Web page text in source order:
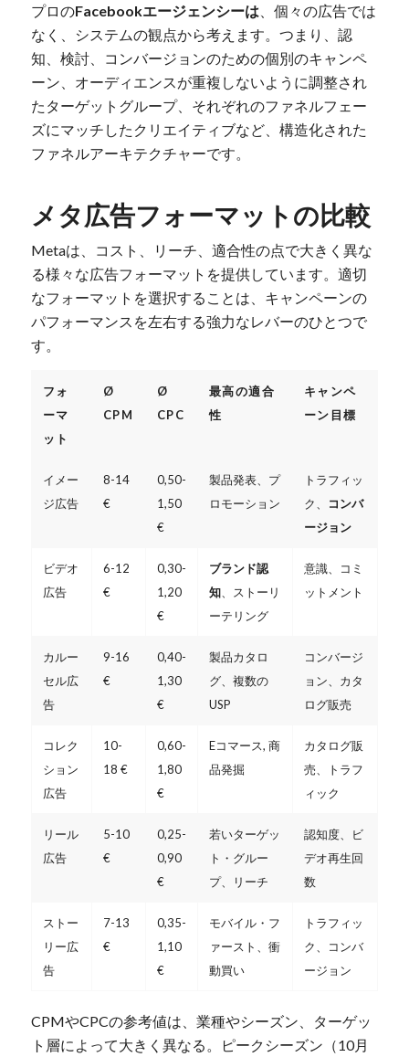
プロのFacebookエージェンシーは 、個々の広告では
なく、システムの観点から考えます。つまり、認
知、検討、コンバージョンのための個別のキャンペ
ーン、オーディエンスが重複しないように調整され
たターゲットグループ、それぞれのファネルフェー
ズにマッチしたクリエイティブなど、構造化された
ファネルアーキテクチャーです。
メタ広告フォーマットの比較
Metaは、コスト、リーチ、適合性の点で大きく異な
る様々な広告フォーマットを提供しています。適切
なフォーマットを選択することは、キャンペーンの
パフォーマンスを左右する強力なレバーのひとつで
す。
フォ
ーマ
ット
Ø
CPM
Ø
CPC
最高の適合
性
キャンペ
ーン目標
イメー
ジ広告
8-14
€
0,50-
1,50
€
製品発表、プ
ロモーション
トラフィッ
ク、
コンバ
ージョン
ビデオ
広告
6-12
€
0,30-
1,20
€
ブランド認
知、ストーリ
ーテリング
意識、コミ
ットメント
カルー
セル広
告
9-16
€
0,40-
1,30
€
製品カタロ
グ、複数の
USP
コンバージ
ョン、カタ
ログ販売
コレク
ション
広告
10-
18 €
0,60-
1,80
€
Eコマース, 商
品発掘
カタログ販
売、トラフ
ィック
リール
広告
5-10
€
0,25-
0,90
€
若いターゲッ
ト・グルー
プ、リーチ
認知度、ビ
デオ再生回
数
ストー
リー広
告
7-13
€
0,35-
1,10
€
モバイル・フ
ァースト、衝
動買い
トラフィッ
ク、コンバ
ージョン
CPMやCPCの参考値は、業種やシーズン、ターゲッ
ト層によって大きく異なる。ピークシーズン（10月